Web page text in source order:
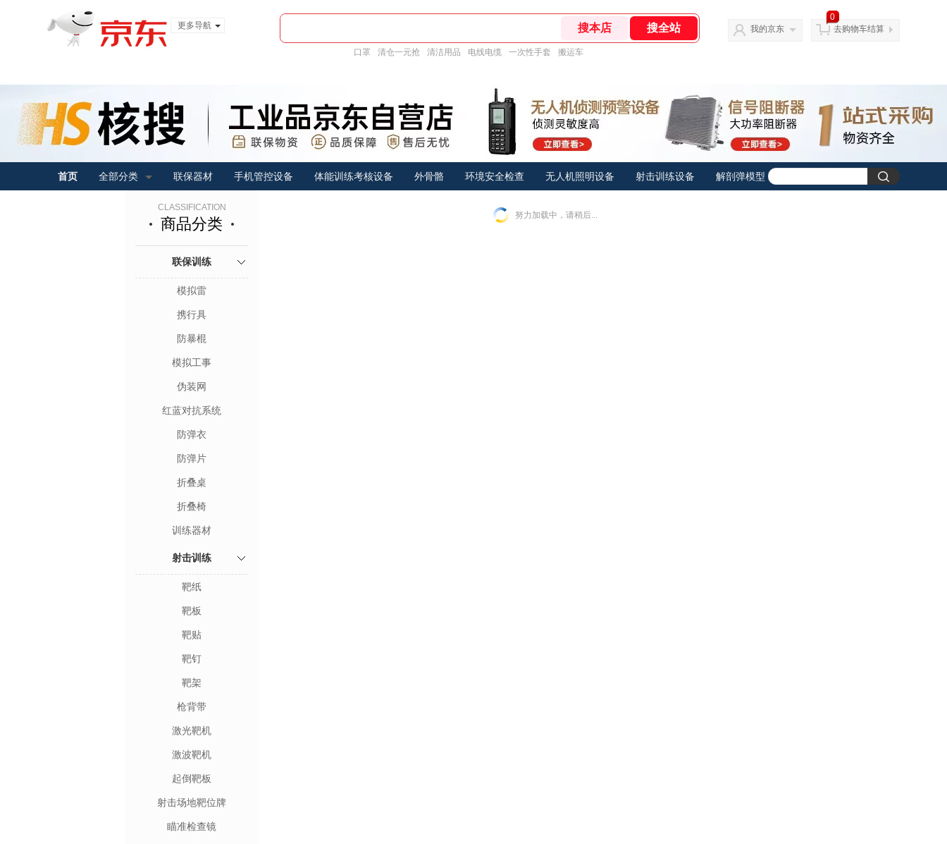
更多导航
口罩 清仓一元抢 清洁用品 电线电缆 一次性手套 搬运车
我的京东
0
去购物车结算
首页 全部分类 联保器材 手机管控设备 体能训练考核设备 外骨骼 环境安全检查 无人机照明设备 射击训练设备 解剖弹模型
CLASSIFICATION
商品分类
联保训练
模拟雷
携行具
防暴棍
模拟工事
伪装网
红蓝对抗系统
防弹衣
防弹片
折叠桌
折叠椅
训练器材
射击训练
靶纸
靶板
靶贴
靶钉
靶架
枪背带
激光靶机
激波靶机
起倒靶板
射击场地靶位牌
瞄准检查镜
努力加载中，请稍后...